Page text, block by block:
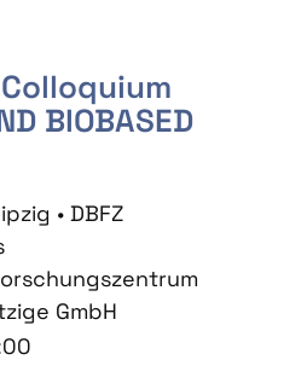
BIOBASED
• DBFZ
GmbH